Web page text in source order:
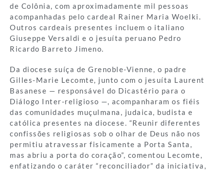
de Colônia, com aproximadamente mil pessoas
acompanhadas pelo cardeal Rainer Maria Woelki.
Outros cardeais presentes incluem o italiano
Giuseppe Versaldi e o jesuíta peruano Pedro
Ricardo Barreto Jimeno.
Da diocese suíça de Grenoble-Vienne, o padre
Gilles-Marie Lecomte, junto com o jesuíta Laurent
Basanese — responsável do Dicastério para o
Diálogo Inter-religioso —, acompanharam os fiéis
das comunidades muçulmana, judaica, budista e
católica presentes na diocese. “Reunir diferentes
confissões religiosas sob o olhar de Deus não nos
permitiu atravessar fisicamente a Porta Santa,
mas abriu a porta do coração”, comentou Lecomte,
enfatizando o caráter “reconciliador” da iniciativa,